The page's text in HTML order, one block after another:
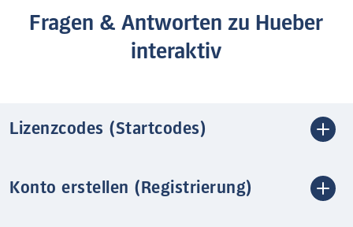
Fragen & Antworten zu Hueber
interaktiv
Lizenzcodes (Startcodes)
Konto erstellen (Registrierung)